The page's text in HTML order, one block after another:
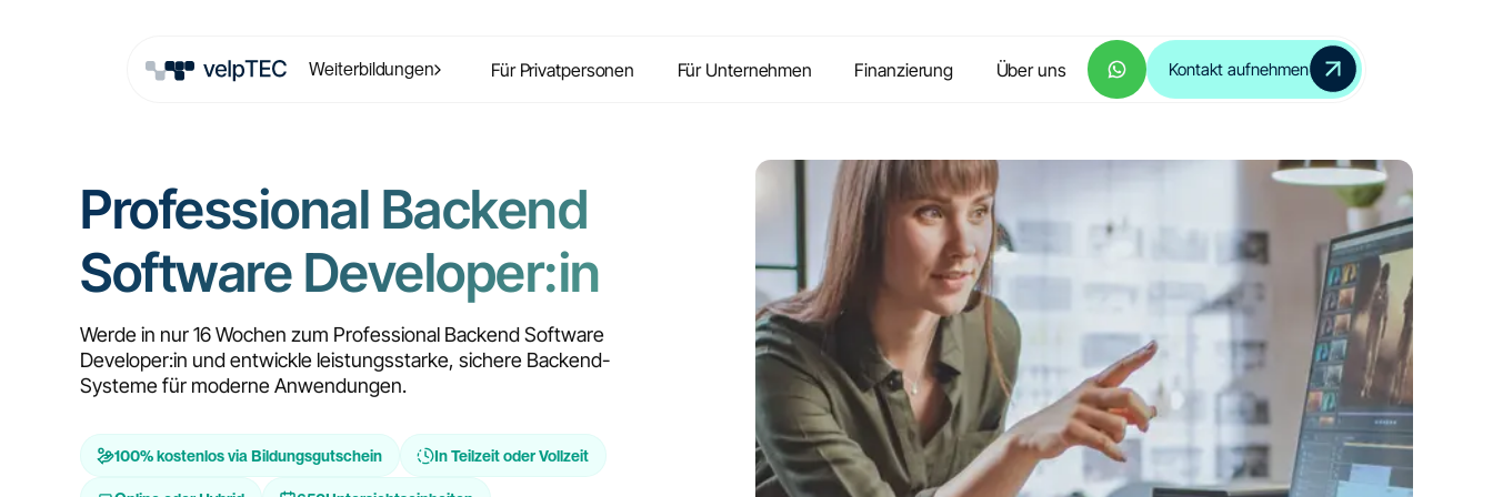
Weiterbildungen Für Privatpersonen Für Unternehmen Finanzierung Über uns Kontakt aufnehmen
Professional Backend
Software Developer:in
Werde in nur 16 Wochen zum Professional Backend Software
Developer:in und entwickle leistungsstarke, sichere Backend-
Systeme für moderne Anwendungen.
100% kostenlos via Bildungsgutschein In Teilzeit oder Vollzeit